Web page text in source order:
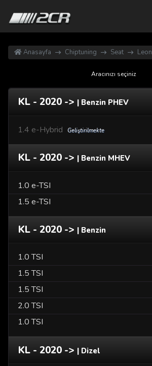
Anasayfa Chiptuning Seat Leon
Aracınızı seçiniz
KL - 2020 -> | Benzin PHEV
1.4 e-Hybrid Geliştirilmekte
KL - 2020 -> | Benzin MHEV
1.0 e-TSI
1.5 e-TSI
KL - 2020 -> | Benzin
1.0 TSI
1.5 TSI
1.5 TSI
2.0 TSI
1.0 TSI
KL - 2020 -> | Dizel